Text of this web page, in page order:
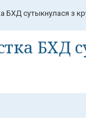
БХД сутыкнулася з
БХД